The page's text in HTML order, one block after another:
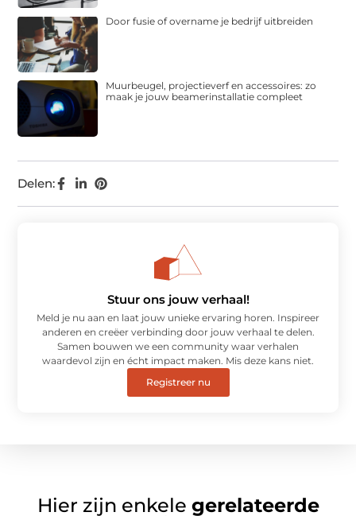
Delen:
Door fusie of overname je bedrijf uitbreiden
Muurbeugel, projectieverf en accessoires: zo
maak je jouw beamerinstallatie compleet
Stuur ons jouw verhaal!
Meld je nu aan en laat jouw unieke ervaring horen. Inspireer
anderen en creëer verbinding door jouw verhaal te delen.
Samen bouwen we een community waar verhalen
waardevol zijn en écht impact maken. Mis deze kans niet.
Registreer nu
Hier zijn enkele gerelateerde